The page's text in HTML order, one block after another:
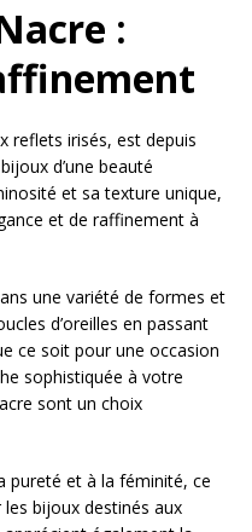
:
reflets irisés, est depuis
d’une beauté
et sa texture unique,
et de raffinement à
une variété de formes et
d’oreilles en passant
ce soit pour une occasion
sophistiquée à votre
sont un choix
pureté et à la féminité, ce
bijoux destinés aux